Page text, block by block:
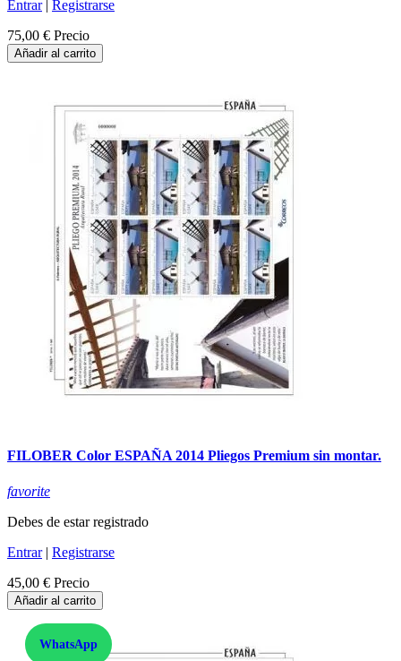
Entrar| Registrarse
75,00 € Precio
Añadir al carrito
FILOBER Color ESPAÑA 2014 Pliegos Premium sin montar.
favorite
Debes de estar registrado
Entrar| Registrarse
45,00 € Precio
Añadir al carrito
WhatsApp